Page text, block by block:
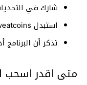
شارك في
استبدل Sweatcoins بمكافآت تناسب احتياجاتك.
تذكر أن
متى اقدر اسحب